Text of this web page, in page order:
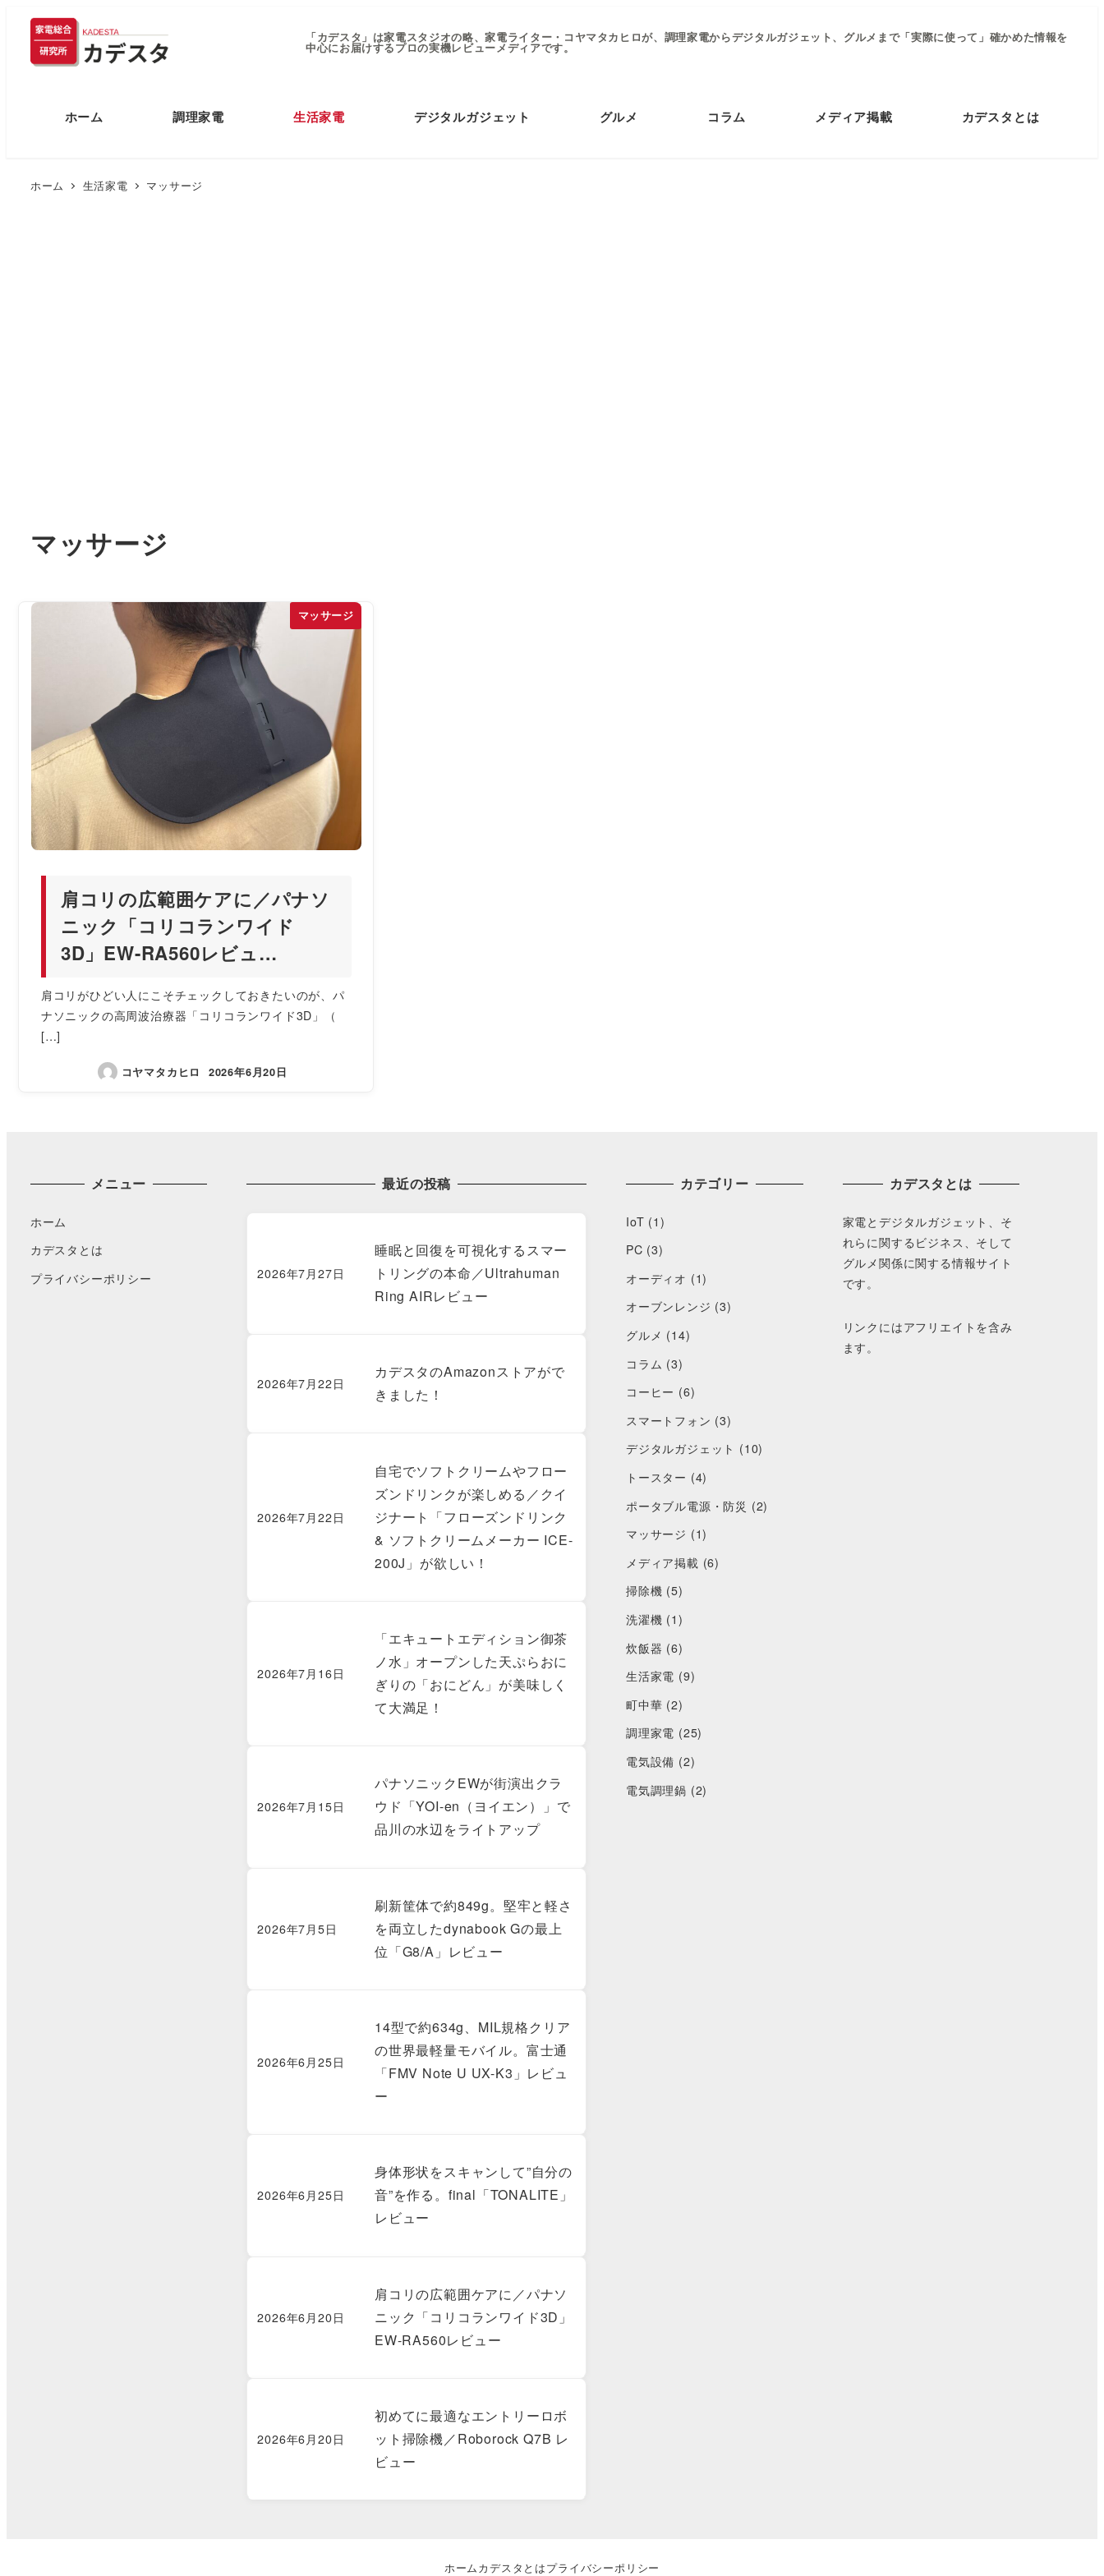
「カデスタ」は家電スタジオの略、家電ライター・コヤマタカヒロが、調理家電からデジタルガジェット、グルメまで「実際に使って」確かめた情報を
中心にお届けするプロの実機レビューメディアです。
ホーム 調理家電 生活家電 デジタルガジェット グルメ コラム メディア掲載 カデスタとは
ホーム 生活家電 マッサージ
マッサージ
マッサージ
肩コリの広範囲ケアに／パナソ
ニック「コリコランワイド
3D」EW-RA560レビュ…
肩コリがひどい人にこそチェックしておきたいのが、パ
ナソニックの高周波治療器「コリコランワイド3D」（
[…]
コヤマタカヒロ 2026年6月20日
メニュー
ホーム
カデスタとは
プライバシーポリシー
最近の投稿
睡眠と回復を可視化するスマー
トリングの本命／Ultrahuman
Ring AIRレビュー
2026年7月27日
カデスタのAmazonストアがで
きました！
2026年7月22日
自宅でソフトクリームやフロー
ズンドリンクが楽しめる／クイ
ジナート「フローズンドリンク
& ソフトクリームメーカー ICE-
200J」が欲しい！
2026年7月22日
「エキュートエディション御茶
ノ水」オープンした天ぷらおに
ぎりの「おにどん」が美味しく
て大満足！
2026年7月16日
パナソニックEWが街演出クラ
ウド「YOI-en（ヨイエン）」で
品川の水辺をライトアップ
2026年7月15日
刷新筐体で約849g。堅牢と軽さ
を両立したdynabook Gの最上
位「G8/A」レビュー
2026年7月5日
14型で約634g、MIL規格クリア
の世界最軽量モバイル。富士通
「FMV Note U UX-K3」レビュ
ー
2026年6月25日
身体形状をスキャンして”自分の
音”を作る。final「TONALITE」
レビュー
2026年6月25日
肩コリの広範囲ケアに／パナソ
ニック「コリコランワイド3D」
EW-RA560レビュー
2026年6月20日
初めてに最適なエントリーロボ
ット掃除機／Roborock Q7B レ
ビュー
2026年6月20日
カテゴリー
IoT (1)
PC (3)
オーディオ (1)
オーブンレンジ (3)
グルメ (14)
コラム (3)
コーヒー (6)
スマートフォン (3)
デジタルガジェット (10)
トースター (4)
ポータブル電源・防災 (2)
マッサージ (1)
メディア掲載 (6)
掃除機 (5)
洗濯機 (1)
炊飯器 (6)
生活家電 (9)
町中華 (2)
調理家電 (25)
電気設備 (2)
電気調理鍋 (2)
カデスタとは
家電とデジタルガジェット、そ
れらに関するビジネス、そして
グルメ関係に関する情報サイト
です。
リンクにはアフリエイトを含み
ます。
ホームカデスタとはプライバシーポリシー